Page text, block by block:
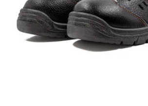
© Альянс Групп, 2025
Политика обработки персональных данных
Сделали в